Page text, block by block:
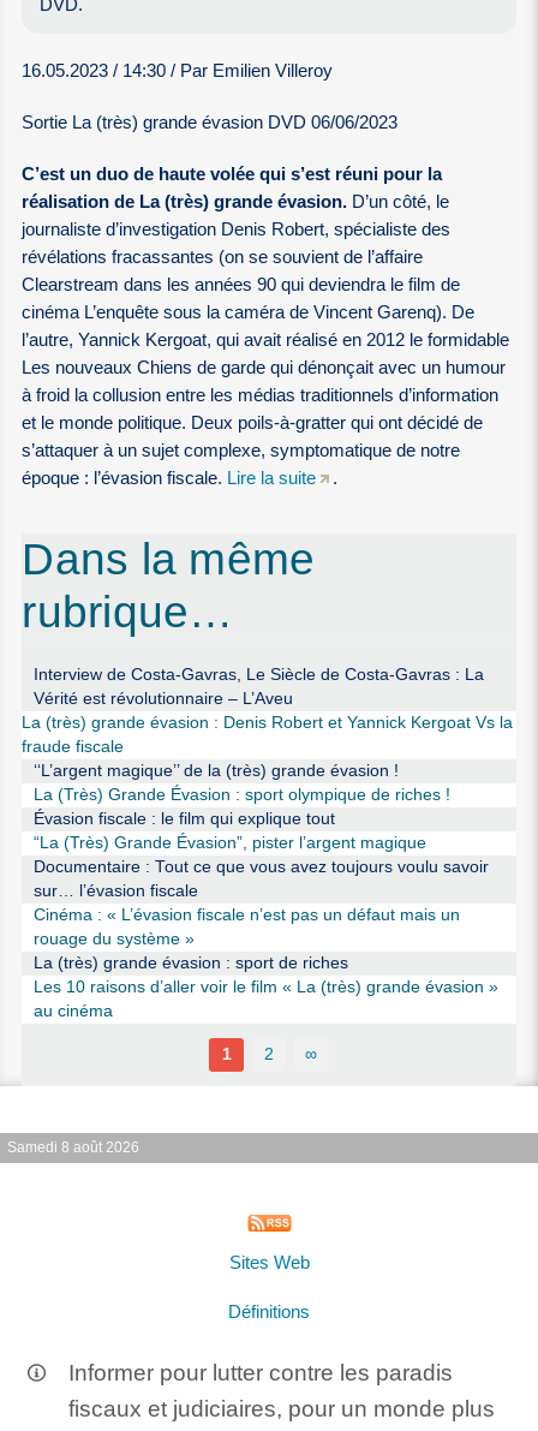
DVD.
16.05.2023 / 14:30 / Par Emilien Villeroy
Sortie La (très) grande évasion DVD 06/06/2023
C’est un duo de haute volée qui s’est réuni pour la
réalisation de La (très) grande évasion. D’un côté, le
journaliste d’investigation Denis Robert, spécialiste des
révélations fracassantes (on se souvient de l’affaire
Clearstream dans les années 90 qui deviendra le film de
cinéma L’enquête sous la caméra de Vincent Garenq). De
l’autre, Yannick Kergoat, qui avait réalisé en 2012 le formidable
Les nouveaux Chiens de garde qui dénonçait avec un humour
à froid la collusion entre les médias traditionnels d’information
et le monde politique. Deux poils‑à‑gratter qui ont décidé de
s’attaquer à un sujet complexe, symptomatique de notre
époque : l’évasion fiscale. Lire la suite .
Dans la même
rubrique…
Interview de Costa-Gavras, Le Siècle de Costa-Gavras : La
Vérité est révolutionnaire – L’Aveu
La (très) grande évasion : Denis Robert et Yannick Kergoat Vs la
fraude fiscale
‘‘L’argent magique’’ de la (très) grande évasion !
La (Très) Grande Évasion : sport olympique de riches !
Évasion fiscale : le film qui explique tout
“La (Très) Grande Évasion”, pister l’argent magique
Documentaire : Tout ce que vous avez toujours voulu savoir
sur… l’évasion fiscale
Cinéma : « L’évasion fiscale n’est pas un défaut mais un
rouage du système »
La (très) grande évasion : sport de riches
Les 10 raisons d’aller voir le film « La (très) grande évasion »
au cinéma
1 2 ∞
Samedi 8 août 2026
Sites Web
Définitions
Informer pour lutter contre les paradis
fiscaux et judiciaires, pour un monde plus